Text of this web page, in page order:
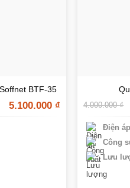
BTF-35
5.100.000 ₫ 4.000.000₫
Điện
Công
Lưu